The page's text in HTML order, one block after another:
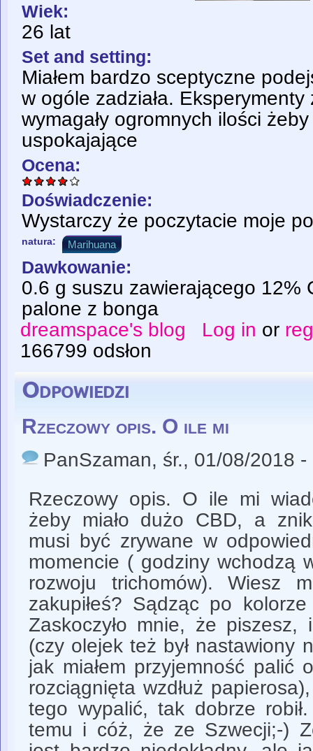
Wiek:
26 lat
Set and setting:
Miałem bardzo sceptyczne
w ogóle zadziała.
wymagały ogromnych ilości
uspokajające
Ocena:
Doświadczenie:
Wystarczy że poczytacie moje
natura: Marihuana
Dawkowanie:
0.6 g suszu zawierającego 12%
palone z bonga
dreamspace's blog
Log in or
166799 odsłon
Odpowiedzi
Rzeczowy opis. O ile mi
PanSzaman, śr., 01/08/2018 -
Rzeczowy opis. O ile mi
żeby miało dużo CBD, a
musi być zrywane w
momencie ( godziny wchodzą
rozwoju trichomów). Wiesz
zakupiłeś? Sądząc po
Zaskoczyło mnie, że piszesz,
(czy olejek też był nastawiony
jak miałem przyjemność palić
rozciągnięta wzdłuż
tego wypalić, tak dobrze
temu i cóż, że ze Szwecji;-)